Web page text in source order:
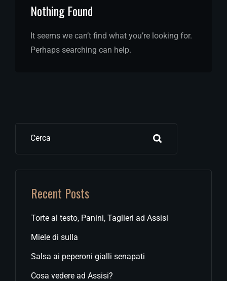
Nothing Found
It seems we can’t find what you’re looking for.
Perhaps searching can help.
Cerca
Recent Posts
Torte al testo, Panini, Taglieri ad Assisi
Miele di sulla
Salsa ai peperoni gialli senapati
Cosa vedere ad Assisi?